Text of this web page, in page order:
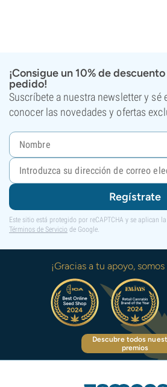
¡Consigue un 10% de
pedido!
Suscríbete a nuestra newsletter y sé
conocer las novedades y ofertas
Regístrate
Este sitio está protegido por reCAPTCHA y se aplican la
Términos de Servicio de Google.
¡Gracias a tu apoyo,
Descubre todos
premios